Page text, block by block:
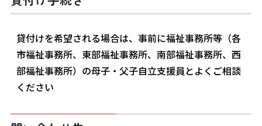
貸付けを希望される場合は、事前に福祉事務所等（各
市福祉事務所、東部福祉事務所、南部福祉事務所、西
部福祉事務所）の母子・父子自立支援員とよくご相談
ください